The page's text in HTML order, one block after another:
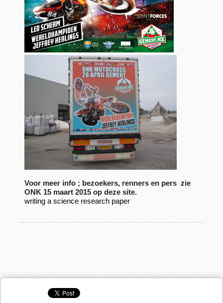
Voor meer info ; bezoekers, renners en pers zie
ONK 15 maart 2015 op deze site.
writing a science research paper